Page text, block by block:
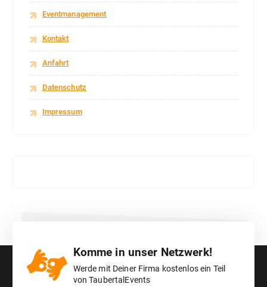
Eventmanagement
Kontakt
Anfahrt
Datenschutz
Impressum
Komme in unser Netzwerk!
Werde mit Deiner Firma kostenlos ein Teil
von TaubertalEvents